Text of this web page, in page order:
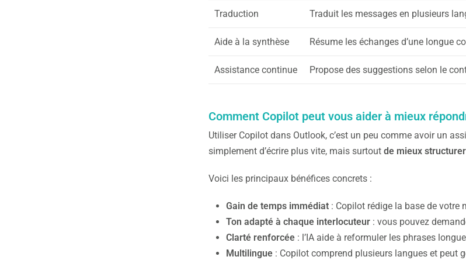
Traduction Traduit les messages en plusieurs
Aide à la synthèse Résume les échanges d’une longue
Assistance continue Propose des suggestions selon le
Comment Copilot peut vous aider à mieux
Utiliser Copilot dans Outlook, c’est un peu comme avoir un
simplement d’écrire plus vite, mais surtout de mieux
Voici les principaux bénéfices concrets :
Gain de temps immédiat : Copilot rédige la base de votre
Ton adapté à chaque interlocuteur : vous pouvez
Clarté renforcée : l’IA aide à reformuler les phrases
Multilingue : Copilot comprend plusieurs langues et peut